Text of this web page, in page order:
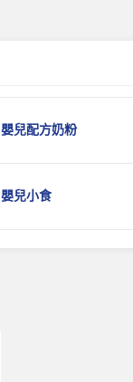
嬰兒配方奶粉
嬰兒小食